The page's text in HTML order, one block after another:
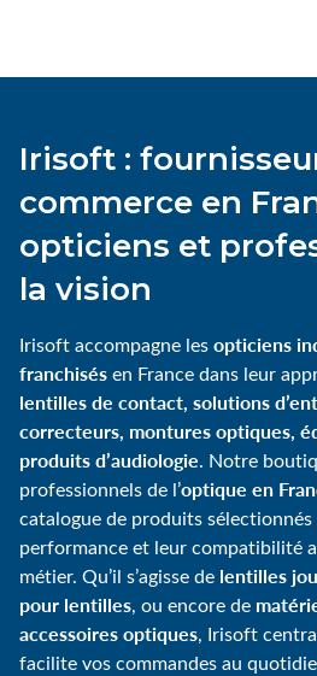
Irisoft :
commerce en
opticiens et
la vision
Irisoft accompagne lesopticiens
franchisésen France dans leur
lentilles de contact, solutions
correcteurs, montures optiques,
produits d’audiologie. Notre
professionnels de l’optique en
catalogue de produits
performance et leur compatibilité
métier. Qu’il s’agisse de lentilles
pour lentilles, ou encore de
accessoires optiques, Irisoft
facilite vos commandes au